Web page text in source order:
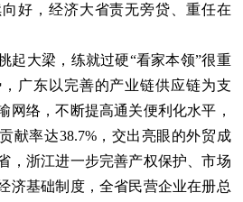
好，经济大省责无旁贷、重任在
大梁，练就过硬“看家本领”很重
广东以完善的产业链供应链为支
网络，不断提高通关便利化水平，
献率达38.7%，交出亮眼的外贸成
，浙江进一步完善产权保护、市场
济基础制度，全省民营企业在册总